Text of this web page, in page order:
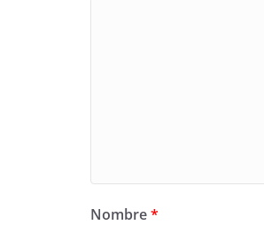
Nombre*